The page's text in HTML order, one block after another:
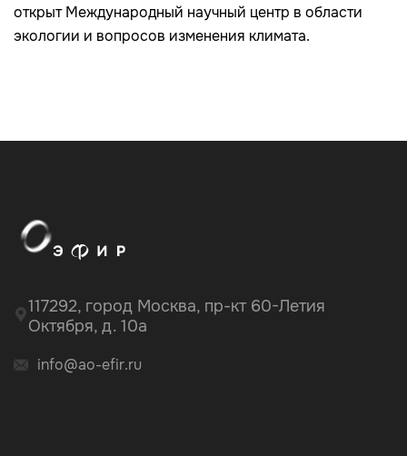
открыт Международный научный центр в области
экологии и вопросов изменения климата.
117292, город Москва, пр-кт 60-Летия
Октября, д. 10а
info@ao-efir.ru